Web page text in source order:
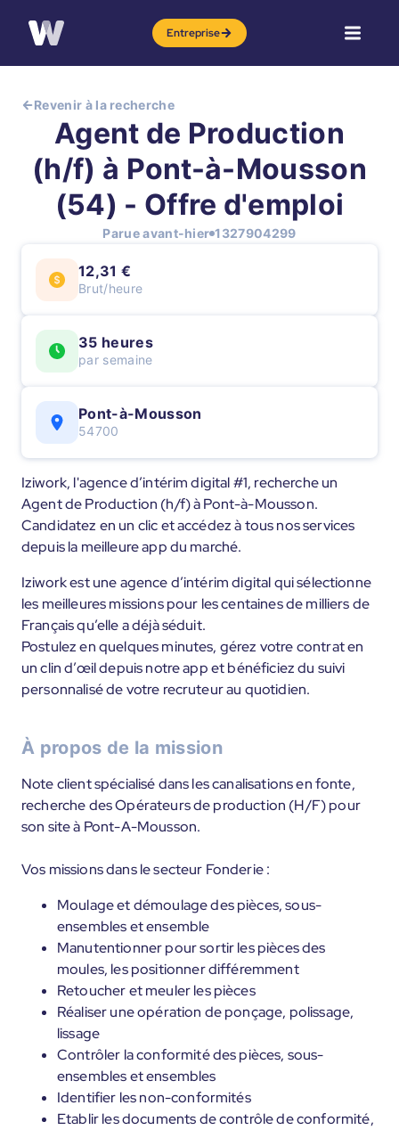
Entreprise
Revenir à la recherche
Agent de Production
(h/f) à Pont-à-Mousson
(54) - Offre d'emploi
Parue avant-hier 1327904299
12,31 €
Brut/heure
35 heures
par semaine
Pont-à-Mousson
54700
Iziwork, l'agence d’intérim digital #1, recherche un
Agent de Production (h/f) à Pont-à-Mousson.
Candidatez en un clic et accédez à tous nos services
depuis la meilleure app du marché.
Iziwork est une agence d’intérim digital qui sélectionne
les meilleures missions pour les centaines de milliers de
Français qu’elle a déjà séduit.
Postulez en quelques minutes, gérez votre contrat en
un clin d’œil depuis notre app et bénéficiez du suivi
personnalisé de votre recruteur au quotidien.
À propos de la mission
Note client spécialisé dans les canalisations en fonte,
recherche des Opérateurs de production (H/F) pour
son site à Pont-A-Mousson.
Vos missions dans le secteur Fonderie :
Moulage et démoulage des pièces, sous-
ensembles et ensemble
Manutentionner pour sortir les pièces des
moules, les positionner différemment
Retoucher et meuler les pièces
Réaliser une opération de ponçage, polissage,
lissage
Contrôler la conformité des pièces, sous-
ensembles et ensembles
Identifier les non-conformités
Etablir les documents de contrôle de conformité,